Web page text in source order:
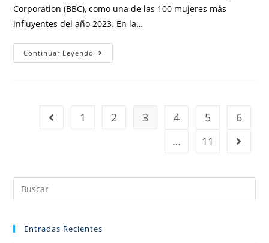
Corporation (BBC), como una de las 100 mujeres más
influyentes del año 2023. En la…
Continuar Leyendo
1 2 3 4 5
6
…
11
Entradas Recientes